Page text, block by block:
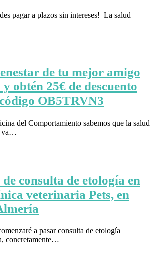
pagar a plazos sin intereses! ⁣ La salud
de tu mejor amigo
obtén 25€ de descuento
OB5TRVN3
del Comportamiento sabemos que la salud
va…
consulta de etología en
veterinaria Pets, en
a pasar consulta de etología
concretamente…